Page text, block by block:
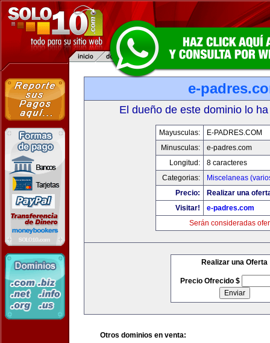
e-
El dueño de este dominio lo
Mayusculas:
E-PADRES.COM
Minusculas:
e-padres.com
Longitud:
8 caracteres
Categorias:
Miscelaneas
Precio:
Realizar una
Visitar!
e-padres.com
Serán consideradas
Realizar una Oferta
Precio Ofrecido $
Otros dominios en venta: